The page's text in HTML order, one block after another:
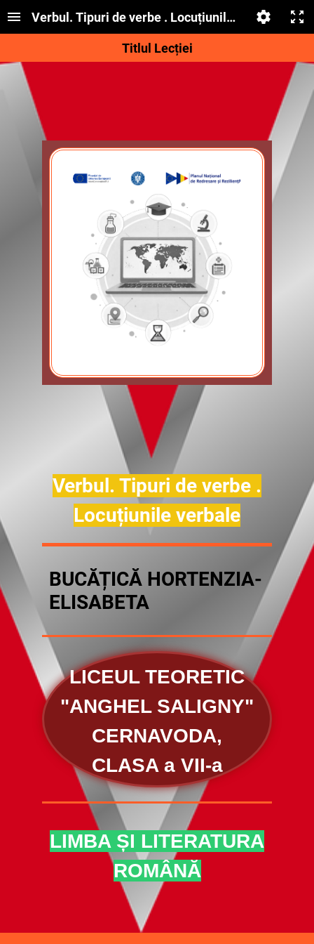
Verbul. Tipuri de verbe . Locuțiunile verbale
Titlul Lecției
Verbul. Tipuri de verbe .
Locuțiunile verbale
BUCĂȚICĂ HORTENZIA-
ELISABETA
LICEUL TEORETIC
"ANGHEL SALIGNY"
CERNAVODA,
CLASA a VII-a
LIMBA ȘI LITERATURA
ROMÂNĂ